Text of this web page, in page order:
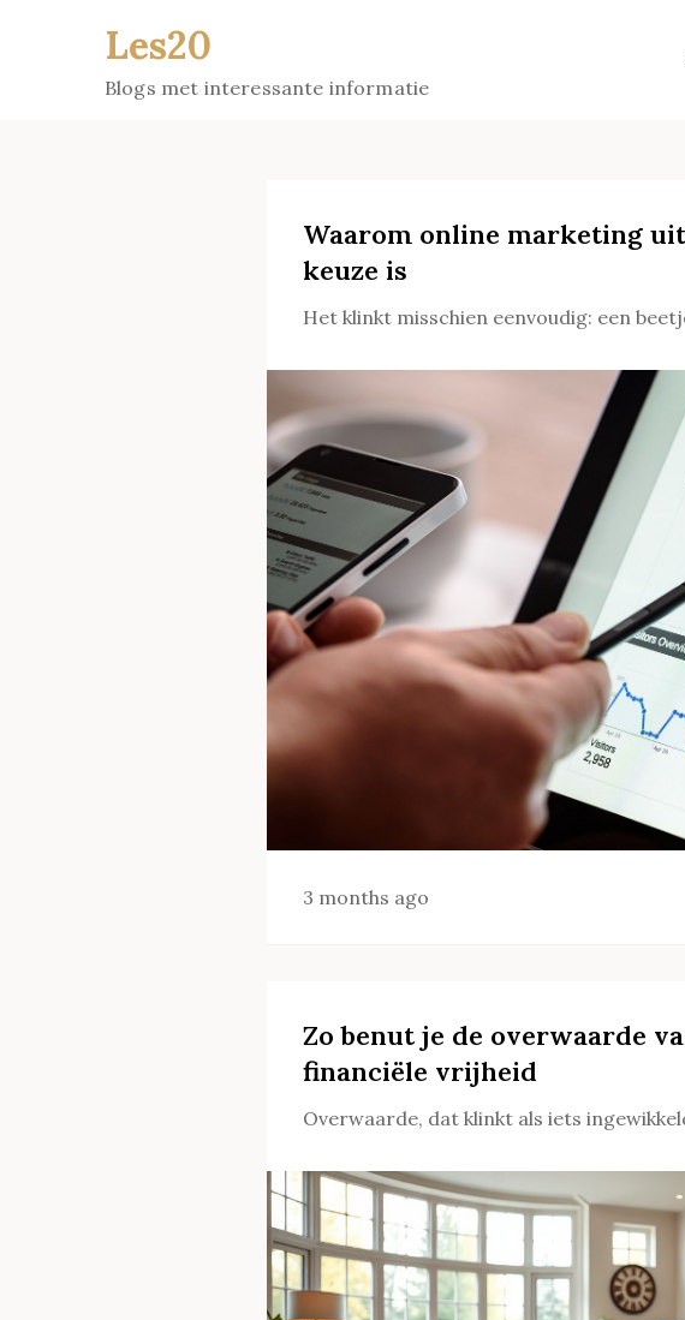
Les20
Blogs met interessante informatie
Waarom online marketing
keuze is
Het klinkt misschien eenvoudig: een
3 months ago
Zo benut je de overwaarde
financiële vrijheid
Overwaarde, dat klinkt als iets